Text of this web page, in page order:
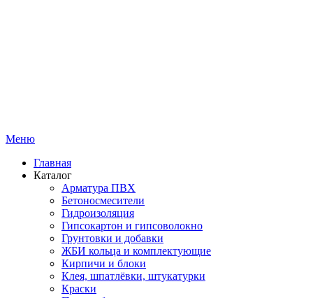
Меню
Главная
Каталог
Арматура ПВХ
Бетоносмесители
Гидроизоляция
Гипсокартон и гипсоволокно
Грунтовки и добавки
ЖБИ кольца и комплектующие
Кирпичи и блоки
Клея, шпатлёвки, штукатурки
Краски